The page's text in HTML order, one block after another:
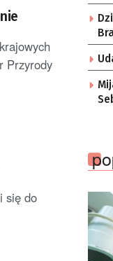
Przyrody
się do